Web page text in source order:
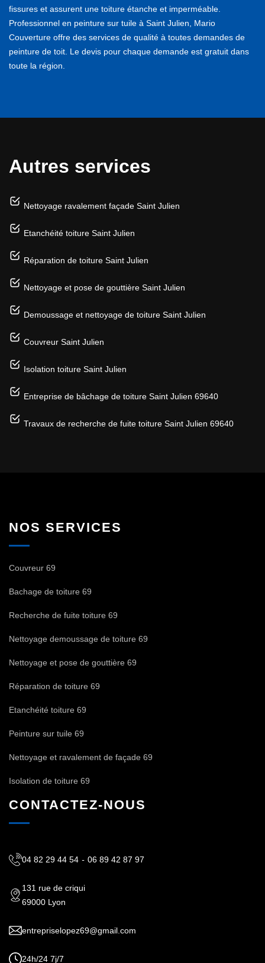
fissures et assurent une toiture étanche et imperméable.
Professionnel en peinture sur tuile à Saint Julien, Mario
Couverture offre des services de qualité à toutes demandes de
peinture de toit. Le devis pour chaque demande est gratuit dans
toute la région.
Autres services
Nettoyage ravalement façade Saint Julien
Etanchéité toiture Saint Julien
Réparation de toiture Saint Julien
Nettoyage et pose de gouttière Saint Julien
Demoussage et nettoyage de toiture Saint Julien
Couvreur Saint Julien
Isolation toiture Saint Julien
Entreprise de bâchage de toiture Saint Julien 69640
Travaux de recherche de fuite toiture Saint Julien 69640
NOS SERVICES
Couvreur 69
Bachage de toiture 69
Recherche de fuite toiture 69
Nettoyage demoussage de toiture 69
Nettoyage et pose de gouttière 69
Réparation de toiture 69
Etanchéité toiture 69
Peinture sur tuile 69
Nettoyage et ravalement de façade 69
Isolation de toiture 69
CONTACTEZ-NOUS
04 82 29 44 54 - 06 89 42 87 97
131 rue de criqui
69000 Lyon
entrepriselopez69@gmail.com
24h/24 7j/7